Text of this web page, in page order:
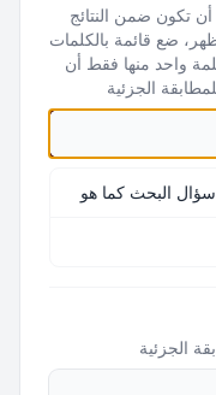
أن تكون ضمن النتائج
ضع قائمة بالكلمات
واحد منها فقط أن
الجزئية
البحث كما هو
الجزئية